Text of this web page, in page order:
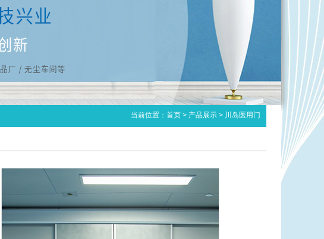
当前位置： 首页 > 产品展示 > 川岛医用门